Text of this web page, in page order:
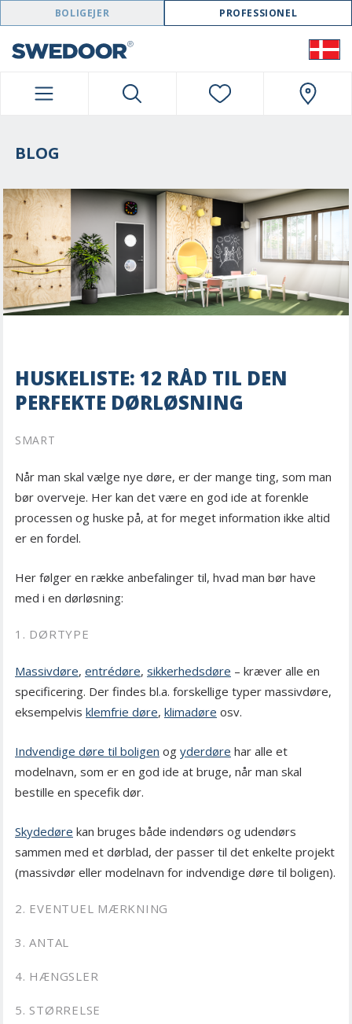
SWEDOOR NAVIGATION
BOLIGEJER PROFESSIONEL
BLOG
HUSKELISTE: 12 RÅD TIL DEN
PERFEKTE DØRLØSNING
SMART
Når man skal vælge nye døre, er der mange ting, som man
bør overveje. Her kan det være en god ide at forenkle
processen og huske på, at for meget information ikke altid
er en fordel.
Her følger en række anbefalinger til, hvad man bør have
med i en dørløsning:
1. DØRTYPE
Massivdøre, entrédøre, sikkerhedsdøre – kræver alle en
specificering. Der findes bl.a. forskellige typer massivdøre,
eksempelvis klemfrie døre, klimadøre osv.
Indvendige døre til boligen og yderdøre har alle et
modelnavn, som er en god ide at bruge, når man skal
bestille en specefik dør.
Skydedøre kan bruges både indendørs og udendørs
sammen med et dørblad, der passer til det enkelte projekt
(massivdør eller modelnavn for indvendige døre til boligen).
2. EVENTUEL MÆRKNING
3. ANTAL
4. HÆNGSLER
5. STØRRELSE